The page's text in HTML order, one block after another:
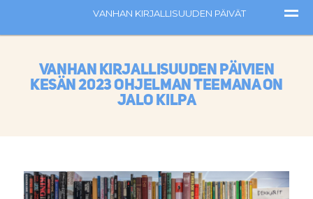
Vanhan kirjallisuuden päivien
kesän 2023 ohjelman teemana on
Jalo kilpa